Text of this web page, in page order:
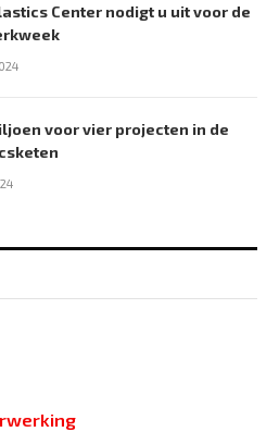
Center nodigt u uit voor de
voor vier projecten in de